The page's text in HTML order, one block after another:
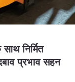
निर्मित
प्रभाव सहन